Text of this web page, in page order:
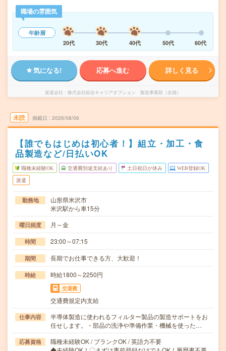
職場の雰囲気
年齢層
20代
30代 40代 50代 60代
気になる! 応募へ進む 詳しく見る
派遣会社 株式会社綜合キャリアオプション 製造事業部（全国）
未読 掲載日 2026/08/06
【誰でもはじめは初心者！】組立・加工・食
品製造など/日払いOK
職種未経験OK 交通費別途支給あり 土日祝日が休み WEB登録OK
派遣
勤務地
山形県米沢市
米沢駅から車15分
曜日頻度 月～金
時間 23:00～07:15
期間 長期でお仕事できる方、大歓迎！
時給 時給1800～2250円
交通費
交通費規定内支給
仕事内容
半導体製造に使われるフィルター製品の製造サポートをお
任せします。・部品の洗浄や準備作業・機械を使った…
応募資格
職種未経験OK / ブランクOK / 英語力不要